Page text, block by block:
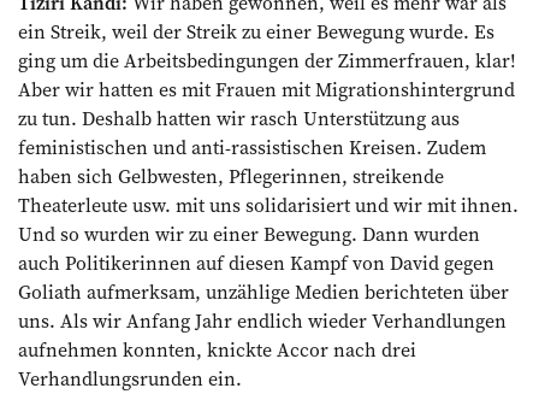
ein Streik, weil der Streik zu einer Bewegung wurde. Es
ging um die Arbeitsbedingungen der Zimmerfrauen, klar!
Aber wir hatten es mit Frauen mit Migrationshintergrund
zu tun. Deshalb hatten wir rasch Unterstützung aus
feministischen und anti-rassistischen Kreisen. Zudem
haben sich Gelbwesten, Pflegerinnen, streikende
Theaterleute usw. mit uns solidarisiert und wir mit ihnen.
Und so wurden wir zu einer Bewegung. Dann wurden
auch Politikerinnen auf diesen Kampf von David gegen
Goliath aufmerksam, unzählige Medien berichteten über
uns. Als wir Anfang Jahr endlich wieder Verhandlungen
aufnehmen konnten, knickte Accor nach drei
Verhandlungsrunden ein.